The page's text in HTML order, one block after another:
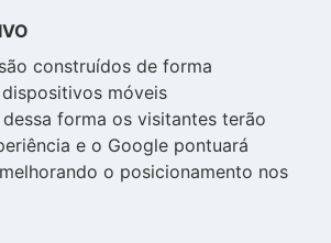
construídos de forma
móveis
forma os visitantes terão
e o Google pontuará
o posicionamento nos